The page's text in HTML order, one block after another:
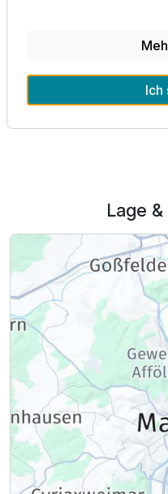
Doppelzimmer Standard
Alle Infos zum
Lage
Ich